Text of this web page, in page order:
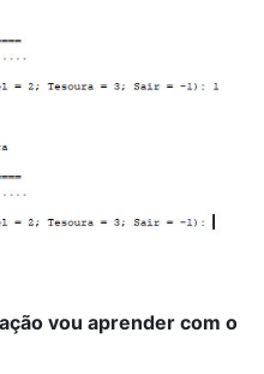
vou aprender com o